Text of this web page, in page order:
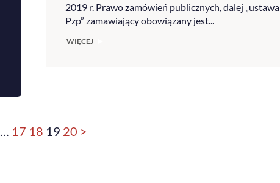
2019 r. Prawo zamówień publicznych, dalej „ustawa
Pzp” zamawiający obowiązany jest...
WIĘCEJ
… 17 18 19 20 >